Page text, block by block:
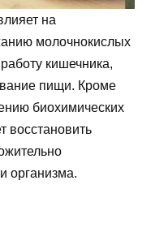
на
молочнокислых
кишечника,
пищи. Кроме
биохимических
восстановить
организма.